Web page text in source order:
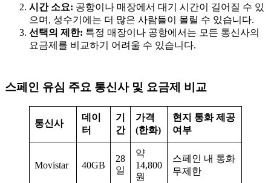
시간 소요: 공항이나 매장에서 대기 시간이 길어질 수 있
으며, 성수기에는 더 많은 사람들이 몰릴 수 있습니다.
선택의 제한: 특정 매장이나 공항에서는 모든 통신사의
요금제를 비교하기 어려울 수 있습니다.
스페인 유심 주요 통신사 및 요금제 비교
통신사
데이
터
기
간
가격
(한화)
현지 통화 제공
여부
Movistar 40GB
28
일
약
14,800
원
스페인 내 통화
무제한